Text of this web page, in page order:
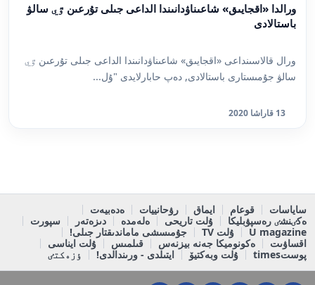
ورالدا «اقجايىق» شاعىناۋدانىندا الداعى جىلى تۇرعىن ٷي سالۋ
باستالادى
ورال قالاسىنداعى «اقجايىق» شاعىناۋدانىندا الداعى جىلى تۇرعىن ٷي
سالۋ جۇمىستارى باستالادى, دەپ حابارلايدى "ۇل...
13 قاراشا 2020
ساياسات قوعام ايماق رۋحانييات
ەدەبيەت
ەكٸنشٸ رەسپۋبليكا
ۇلت تاريحى ەلەمدە دىزەتەر
سپورت
U magazine
ۇلت TV
جۇمىسشى ماماندىقتار جىلى!
اقساۋىت
ەكونوميكا جەنە بيزنەس قىلمىس
ۇلت ايناسى
پوستtimes
ۇلت وبەكتيۆ ايتىلدى - ورىندالدى! ٶزەكتٸ